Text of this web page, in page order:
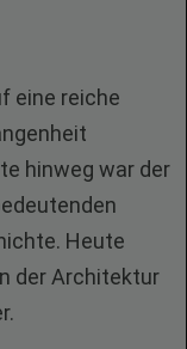
eine reiche
hinweg war der
Heute
der Architektur